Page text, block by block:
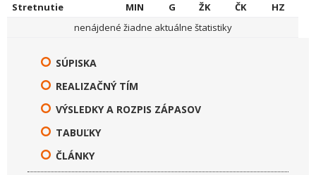
Stretnutie MIN G ŽK ČK
HZ
nenájdené žiadne aktuálne štatistiky
SÚPISKA
REALIZAČNÝ TÍM
VÝSLEDKY A ROZPIS ZÁPASOV
TABUĽKY
ČLÁNKY